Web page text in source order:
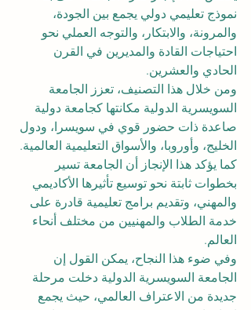
نموذج تعليمي دولي يجمع بين الجودة،
والمرونة، والابتكار، والتوجه العملي نحو
احتياجات القادة والمديرين في القرن
الحادي والعشرين.
ومن خلال هذا التصنيف، تعزز الجامعة
السويسرية الدولية مكانتها كجامعة دولية
صاعدة ذات حضور قوي في سويسرا، ودول
الخليج، وأوروبا، والأسواق التعليمية العالمية.
كما يؤكد هذا الإنجاز أن الجامعة تسير
بخطوات ثابتة نحو توسيع تأثيرها الأكاديمي
والمهني، وتقديم برامج تعليمية قادرة على
خدمة الطلاب والمهنيين من مختلف أنحاء
العالم.
وفي ضوء هذا النجاح، يمكن القول إن
الجامعة السويسرية الدولية دخلت مرحلة
جديدة من الاعتراف العالمي، حيث يجمع